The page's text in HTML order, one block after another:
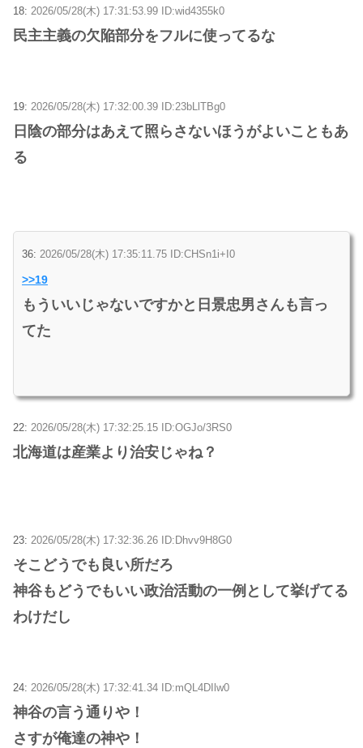
18: 2026/05/28(木) 17:31:53.99 ID:wid4355k0
民主主義の欠陥部分をフルに使ってるな
19: 2026/05/28(木) 17:32:00.39 ID:23bLlTBg0
日陰の部分はあえて照らさないほうがよいこともあ
る
36: 2026/05/28(木) 17:35:11.75 ID:CHSn1i+I0
>>19
もういいじゃないですかと日景忠男さんも言っ
てた
22: 2026/05/28(木) 17:32:25.15 ID:OGJo/3RS0
北海道は産業より治安じゃね？
23: 2026/05/28(木) 17:32:36.26 ID:Dhvv9H8G0
そこどうでも良い所だろ
神谷もどうでもいい政治活動の一例として挙げてる
わけだし
24: 2026/05/28(木) 17:32:41.34 ID:mQL4DIlw0
神谷の言う通りや！
さすが俺達の神や！